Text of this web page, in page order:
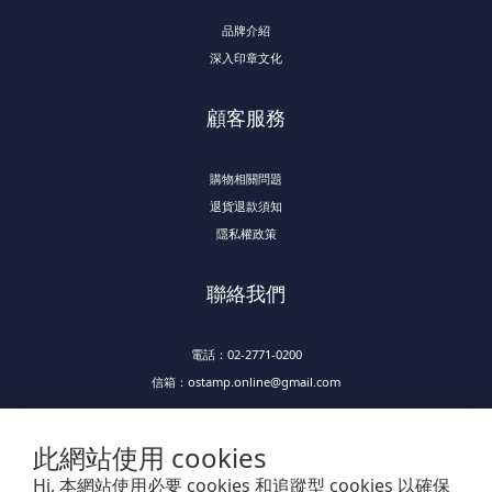
此網站使用 cookies
Hi, 本網站使用必要 cookies 和追蹤型 cookies 以確保
品牌介紹
深入印章文化
顧客服務
購物相關問題
退貨退款須知
隱私權政策
聯絡我們
電話：02-2771-0200
信箱：ostamp.online@gmail.com